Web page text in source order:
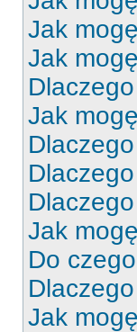
Jak
Jak
Jak
Jak
Do
Jak